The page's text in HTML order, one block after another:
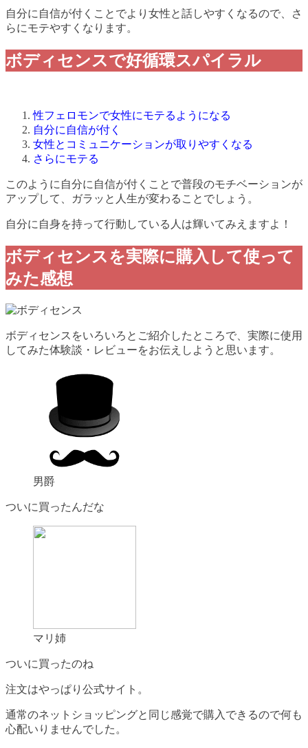
自分に自信が付くことでより女性と話しやすくなるので、さ
らにモテやすくなります。
ボディセンスで好循環スパイラル
性フェロモンで女性にモテるようになる
自分に自信が付く
女性とコミュニケーションが取りやすくなる
さらにモテる
このように自分に自信が付くことで普段のモチベーションが
アップして、ガラッと人生が変わることでしょう。
自分に自身を持って行動している人は輝いてみえますよ！
ボディセンスを実際に購入して使って
みた感想
ボディセンスをいろいろとご紹介したところで、実際に使用
してみた体験談・レビューをお伝えしようと思います。
男爵
ついに買ったんだな
マリ姉
ついに買ったのね
注文はやっぱり公式サイト。
通常のネットショッピングと同じ感覚で購入できるので何も
心配いりませんでした。